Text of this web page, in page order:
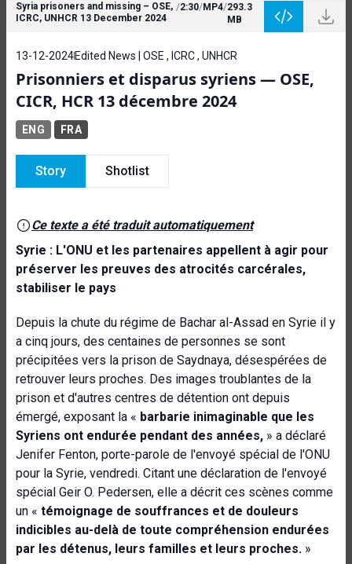
Syria prisoners and missing – OSE,
ICRC, UNHCR 13 December 2024
/2:30/MP4/293.3
MB
13-12-2024Edited News | OSE , ICRC , UNHCR
Prisonniers et disparus syriens — OSE,
CICR, HCR 13 décembre 2024
ENG FRA
Story Shotlist
Ce texte a été traduit automatiquement
Syrie : L'ONU et les partenaires appellent à agir pour
préserver les preuves des atrocités carcérales,
stabiliser le pays
Depuis la chute du régime de Bachar al-Assad en Syrie il y
a cinq jours, des centaines de personnes se sont
précipitées vers la prison de Saydnaya, désespérées de
retrouver leurs proches. Des images troublantes de la
prison et d'autres centres de détention ont depuis
émergé, exposant la « barbarie inimaginable que les
Syriens ont endurée pendant des années, » a déclaré
Jenifer Fenton, porte-parole de l'envoyé spécial de l'ONU
pour la Syrie, vendredi. Citant une déclaration de l'envoyé
spécial Geir O. Pedersen, elle a décrit ces scènes comme
un « témoignage de souffrances et de douleurs
indicibles au-delà de toute compréhension endurées
par les détenus, leurs familles et leurs proches. »